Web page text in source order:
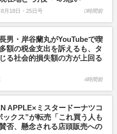
月18日・25日号 0時間前
男・岸谷蘭丸がYouTubeで喫
額の税金支出を訴えるも、タ
る社会的損失額の方が上回る
4時間前
APPLE×ミスタードーナツコ
ックス”が転売「これ買う人も
否、懸念される店頭販売への